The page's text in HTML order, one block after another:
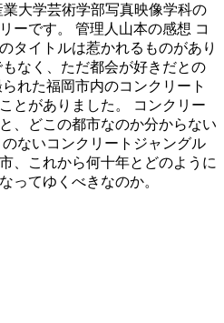
大学芸術学部写真映像学科の
ーです。 管理人山本の感想 コ
タイトルは惹かれるものがあり
なく、ただ都会が好きだとの
れた福岡市内のコンクリート
とがありました。 コンクリー
、どこの都市なのか分からない
ないコンクリートジャングル
、これから何十年とどのように
ってゆくべきなのか。